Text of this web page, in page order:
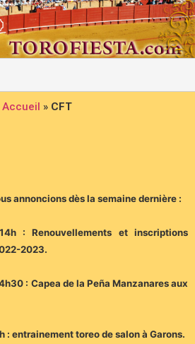
Accueil » CFT
annoncions dès la semaine dernière :
: Renouvellements et inscriptions
2023.
: Capea de la Peña Manzanares aux
: entrainement toreo de salon à Garons.